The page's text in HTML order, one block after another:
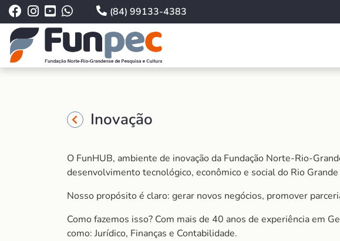
(84) 99133-4383
Inovação
O FunHUB, ambiente de inovação da Fundação Norte-Rio-
desenvolvimento tecnológico, econômico e social do Rio
Nosso propósito é claro: gerar novos negócios, promover
Como fazemos isso? Com mais de 40 anos de experiência em
como: Jurídico, Finanças e Contabilidade.